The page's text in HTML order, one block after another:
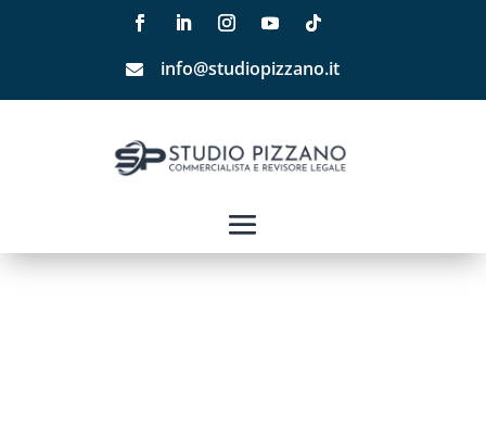
 info@studiopizzano.it